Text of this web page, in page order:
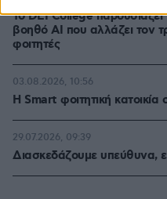
Το DEI College
βοηθό AI που αλλάζει τον
φοιτητές
Η Smart φοιτητική
03.08.2026, 10:56
Διασκεδάζουμε υπεύθυνα,
29.07.2026, 09:39